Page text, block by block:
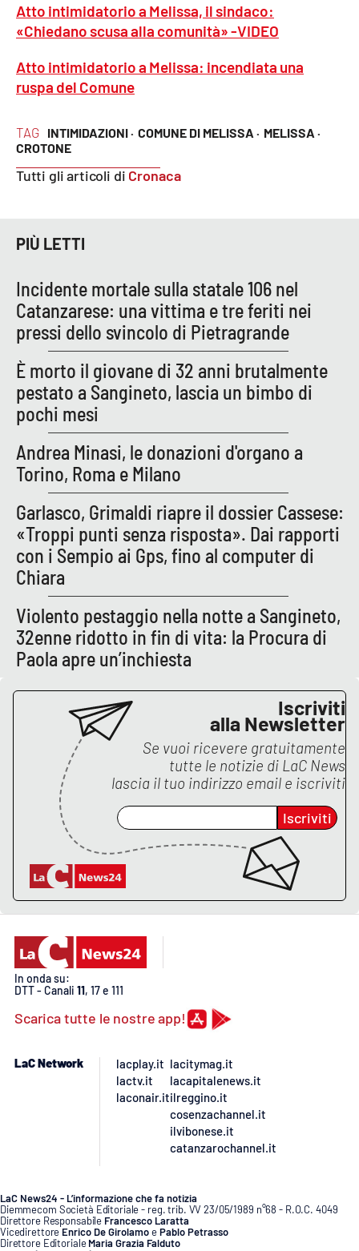
Società
Good Morning Vietnam
Leggendo Alvaro insieme
Le perfidie di Antonella Grippo
Venti di comunicazione
STREAMING
LaC TV
LaC Network
LaC OnAir
LOCALI
Catanzaro
Crotone
Vibo Valentia
Reggio Calabria
Cosenza
Lamezia Terme
SPECIALI
Buona Sanità Calabria
LA
CALABRIAVISIONE
LAC
NETWORK
TAG INTIMIDAZIONI · COMUNE DI MELISSA · MELISSA ·
CROTONE
Tutti gli articoli di Cronaca
Atto intimidatorio a Melissa, il sindaco:
«Chiedano scusa alla comunità» -VIDEO
Atto intimidatorio a Melissa: incendiata una
ruspa del Comune
PIÙ LETTI
Incidente mortale sulla statale 106 nel
Catanzarese: una vittima e tre feriti nei
pressi dello svincolo di Pietragrande
È morto il giovane di 32 anni brutalmente
pestato a Sangineto, lascia un bimbo di
pochi mesi
Andrea Minasi, le donazioni d'organo a
Torino, Roma e Milano
Garlasco, Grimaldi riapre il dossier Cassese:
«Troppi punti senza risposta». Dai rapporti
con i Sempio ai Gps, fino al computer di
Chiara
Violento pestaggio nella notte a Sangineto,
32enne ridotto in fin di vita: la Procura di
Paola apre un’inchiesta
Iscriviti
alla Newsletter
Se vuoi ricevere gratuitamente
tutte le notizie di LaC News
lascia il tuo indirizzo email e iscriviti
Iscriviti
In onda su:
DTT - Canali 11, 17 e 111
Scarica tutte le nostre app!
LaC Network
lacplay.it
lactv.it
laconair.it
lacitymag.it
lacapitalenews.it
ilreggino.it
cosenzachannel.it
ilvibonese.it
catanzarochannel.it
LaC News24 - L’informazione che fa notizia
Diemmecom Società Editoriale - reg. trib. VV 23/05/1989 n°68 - R.O.C. 4049
Direttore Responsabile Francesco Laratta
Vicedirettore Enrico De GirolamoePablo Petrasso
Direttore Editoriale Maria Grazia Falduto